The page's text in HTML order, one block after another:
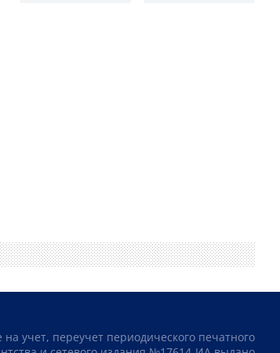
на учет, переучет периодического печатного